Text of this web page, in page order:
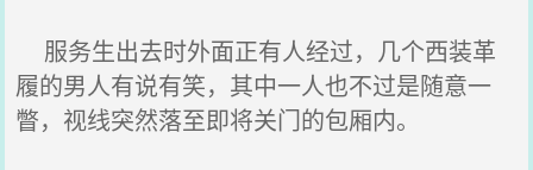
服务生出去时外面正有人经过，几个西装革
履的男人有说有笑，其中一人也不过是随意一
瞥，视线突然落至即将关门的包厢内。